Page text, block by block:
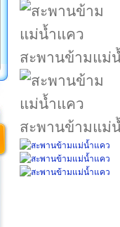
สะพานข้ามแม่
สะพานข้ามแม่